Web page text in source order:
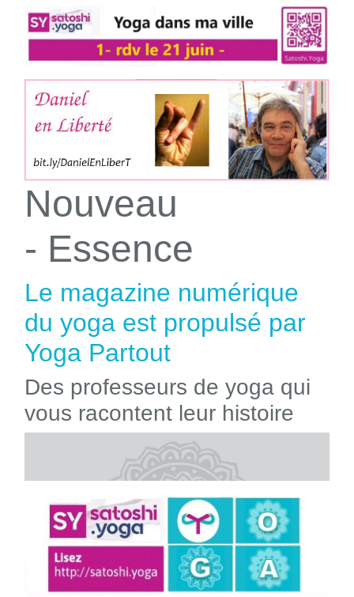
Nouveau
- Essence
Le magazine numérique
du yoga est propulsé par
Yoga Partout
Des professeurs de yoga qui
vous racontent leur histoire